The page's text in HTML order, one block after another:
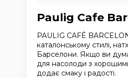
Paulig Cafe
PAULIG CAFÉ
каталонському стилі,
Барселони. Якщо ви
для насолоди з
додає смаку і радості.